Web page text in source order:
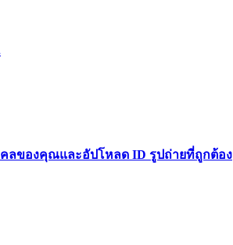
ของคุณและอัปโหลด ID รูปถ่ายที่ถูกต้อง